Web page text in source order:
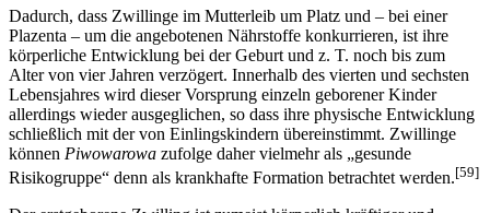
Dadurch, dass Zwillinge im Mutterleib um Platz und – bei einer
Plazenta – um die angebotenen Nährstoffe konkurrieren, ist ihre
körperliche Entwicklung bei der Geburt und z. T. noch bis zum
Alter von vier Jahren verzögert. Innerhalb des vierten und sechsten
Lebensjahres wird dieser Vorsprung einzeln geborener Kinder
allerdings wieder ausgeglichen, so dass ihre physische Entwicklung
schließlich mit der von Einlingskindern übereinstimmt. Zwillinge
können Piwowarowa zufolge daher vielmehr als „gesunde
Risikogruppe“ denn als krankhafte Formation betrachtet werden.[59]